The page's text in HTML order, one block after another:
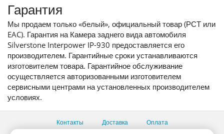
Гарантия
Мы продаем только «белый», официальный товар (РСТ или
EAC). Гарантия на Камера заднего вида автомобиля
Silverstone Interpower IP-930 предоставляется его
производителем. Гарантийные сроки устанавливаются
изготовителем товара. Гарантийное обслуживание
осуществляется авторизованными изготовителем
сервисными центрами на установленных производителем
условиях.
Контакты Доставка Оплата